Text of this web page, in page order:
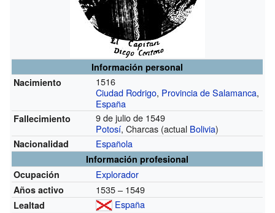
Información personal
Nacimiento
1516
Ciudad Rodrigo, Provincia de Salamanca,
España
Fallecimiento
9 de julio de 1549
Potosí, Charcas (actual Bolivia)
Nacionalidad Española
Información profesional
Ocupación
Explorador
Años activo 1535 – 1549
Lealtad España